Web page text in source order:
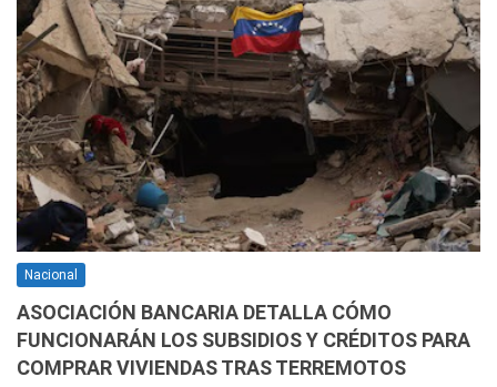
Nacional
ASOCIACIÓN BANCARIA DETALLA CÓMO
FUNCIONARÁN LOS SUBSIDIOS Y CRÉDITOS PARA
COMPRAR VIVIENDAS TRAS TERREMOTOS